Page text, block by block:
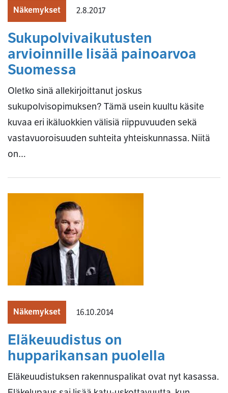
Näkemykset 2.8.2017
Sukupolvivaikutusten
arvioinnille lisää painoarvoa
Suomessa
Oletko sinä allekirjoittanut joskus
sukupolvisopimuksen? Tämä usein kuultu käsite
kuvaa eri ikäluokkien välisiä riippuvuuden sekä
vastavuoroisuuden suhteita yhteiskunnassa. Niitä
on…
Näkemykset 16.10.2014
Eläkeuudistus on
hupparikansan puolella
Eläkeuudistuksen rakennuspalikat ovat nyt kasassa.